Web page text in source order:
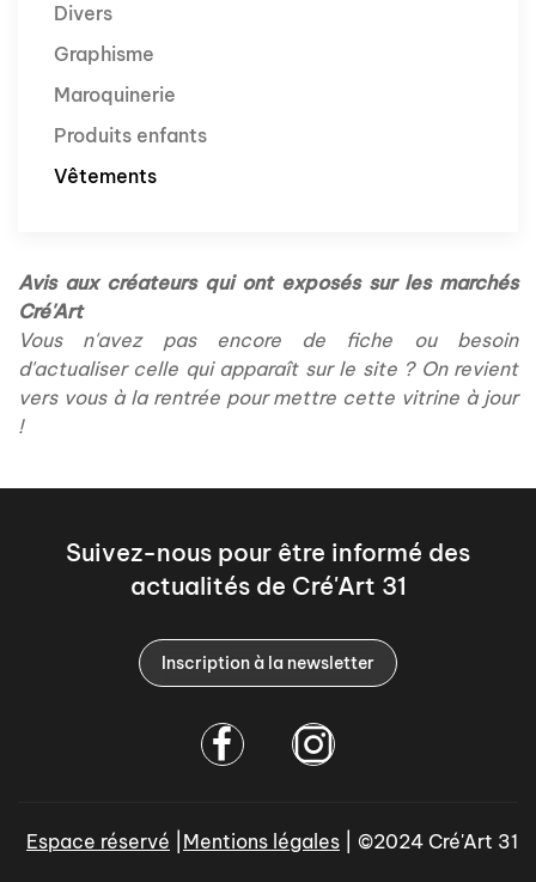
Divers
Graphisme
Maroquinerie
Produits enfants
Vêtements
Avis aux créateurs qui ont exposés sur les marchés
Cré'Art
Vous n'avez pas encore de fiche ou besoin
d'actualiser celle qui apparaît sur le site ? On revient
vers vous à la rentrée pour mettre cette vitrine à jour
!
Suivez-nous pour être informé des
actualités de Cré'Art 31
Inscription à la newsletter
Espace réservé Mentions légales | ©2024 Cré'Art 31